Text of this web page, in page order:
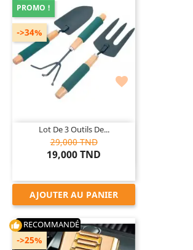

Lot De 3 Outils De...
29,000 TND
19,000 TND
->34%
PROMO !
AJOUTER AU PANIER
thumb_up RECOMMANDÉ
->25%